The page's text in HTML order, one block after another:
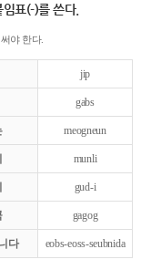
표(-)를 쓴다.
야 한다.
jip
gabs
meogneun
munli
gud-i
gagog
다 eobs-eoss-seubnida